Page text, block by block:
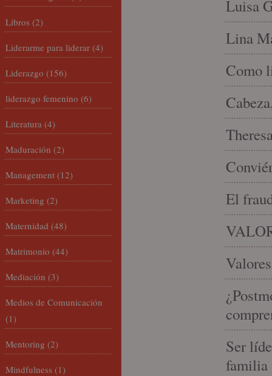
Luisa
Lina
Como
El
Ser
familia
Libros (2)
Liderarme para liderar (4)
Liderazgo (156)
liderazgo femenino (6)
Literatura (4)
Maduración (2)
Management (12)
Marketing (2)
Maternidad (48)
Matrimonio (44)
Mediación (3)
Medios de Comunicación
(1)
Mentoring (2)
Mindfulness (1)